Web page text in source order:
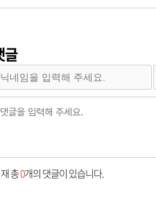
글
총0개의 댓글이 있습니다.